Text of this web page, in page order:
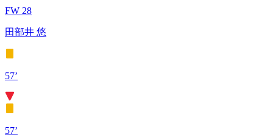
FW 28
田部井 悠
57’
57’